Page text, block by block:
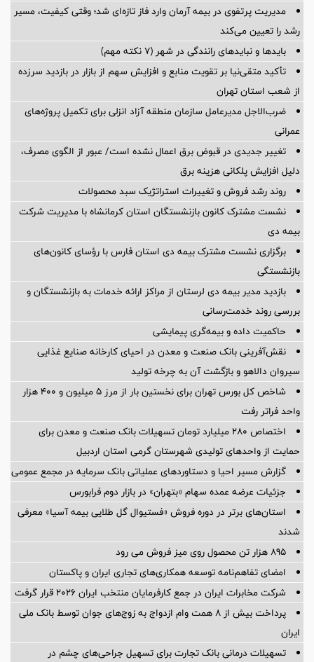
مدیریت پرتفوی در بیمه آرمان وارد فاز تازه‌ای شد؛ وقتی کیفیت، مسیر
رشد را تعیین می‌کند
بایدها و نبایدهای رانندگی در شهر (۷ نکته مهم)
تأکید متقی‌نیا بر تقویت منابع و افزایش سهم از بازار در بازدید سرزده
از شعب استان تهران
ضرب‌الاجل مدیرعامل سازمان منطقه آزاد انزلی برای تكمیل پروژه‌های
عمرانی
تغییر جدیدی در قبوض برق اعمال نشده است/ عبور از الگوی مصرف،
دلیل افزایش پلکانی هزینه برق
روند رشد فروش و تغییرات استراتژیک سبد محصولات
نشست مشترک کانون بازنشستگان استان کرمانشاه با مدیریت شرکت
بیمه دی
برگزاری نشست مشترک بیمه دی استان فارس با رؤسای کانون‌های
بازنشستگی
بازدید مدیر بیمه دی لرستان از مراکز ارائه خدمات به بازنشستگان و
بررسی روند خدمت‌رسانی
حاکمیت داده و بیمه‌گری پیمایشی
نقش‌آفرینی بانک صنعت و معدن در احیای کارخانه صنایع غذایی
سیروان دالاهو و بازگشت آن به چرخه تولید
شاخص کل بورس تهران برای نخستین بار از مرز ۵ میلیون و ۴۰۰ هزار
واحد فراتر رفت
اختصاص ۲۸۰ میلیارد تومان تسهیلات بانک صنعت و معدن برای
حمایت از واحدهای تولیدی شهرستان گرمی استان اردبیل
گزارش مسیر احیا و دستاوردهای عملیاتی بانک سرمایه در مجمع عمومی
جزئیات عرضه عمده سهام «بتهران» در بازار دوم فرابورس
استان‌های برتر در دوره فروش «فستیوال گل طلایی بیمه آسیا» معرفی
شدند
895 هزار تن محصول روی میز فروش می رود
امضای تفاهم‌نامه توسعه همکاری‌های تجاری ایران و پاکستان
شرکت مخابرات ایران در جمع کارفرمایان منتخب ایران ۲۰۲۶ قرار گرفت
پرداخت بیش از ۸ همت وام ازدواج به زوج‌های جوان توسط بانک ملی
ایران
تسهیلات درمانی بانک تجارت برای تسهیل جراحی‌های چشم در